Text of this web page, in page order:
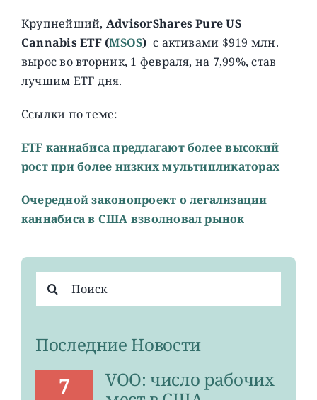
Крупнейший, AdvisorShares Pure US
Cannabis ETF (MSOS) с активами $919 млн.
вырос во вторник, 1 февраля, на 7,99%, став
лучшим ETF дня.
Ссылки по теме:
ETF каннабиса предлагают более высокий
рост при более низких мультипликаторах
Очередной законопроект о легализации
каннабиса в США взволновал рынок
поиска:
Последние Новости
7
VOO: число рабочих